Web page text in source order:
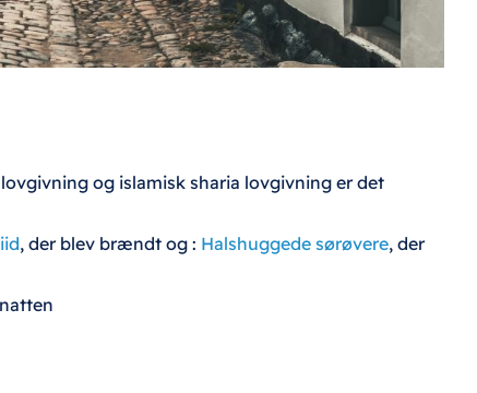
og islamisk sharia lovgivning er det
, der blev brændt og : Halshuggede sørøvere, der